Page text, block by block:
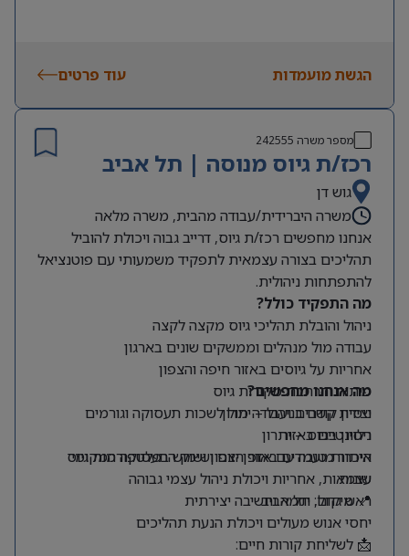
הגשת מועמדות עוד פרטים
מספר משרה 242555
רכז/ת גיוס מנוסה | תל אביב
גוש דן
משרה היברידית/עבודה מהבית, משרה מלאה
אנחנו מחפשים רכז/ת גיוס, דרייב גבוה ויכולת להוביל
תהליכים בצורה עצמאית לתפקיד משמעותי עם פוטנציאל
להתפתחות ניהולית.
מה התפקיד כולל?
ניהול והובלת תהליכי גיוס מקצה לקצה
עבודה מול מנהלים וממשקים שונים בארגון
אחריות על גיוסים באזור חיפה והצפון
פיתוח והרחבת מקורות גיוס
יצירת קשרים ועבודה מול לשכות תעסוקה וגורמים
רלוונטיים באזור
איתור מועמדים באופן יזום ושימוש בפלטפורמות גיוס
שונות
מה אנחנו מחפשים?
ניסיון קודם בניהול – יתרון
ניסיון בגיוס – יתרון
היכרות טובה עם אזור הצפון ושוק התעסוקה המקומי
עצמאות, אחריות ויכולת ניהול עצמי גבוהה
ראש גדול, יוזמה וחשיבה יצירתית
יחסי אנוש מעולים ויכולת הנעת תהליכים
📍 מיקום: תל אביב
📩 לשליחת קורות חיים: